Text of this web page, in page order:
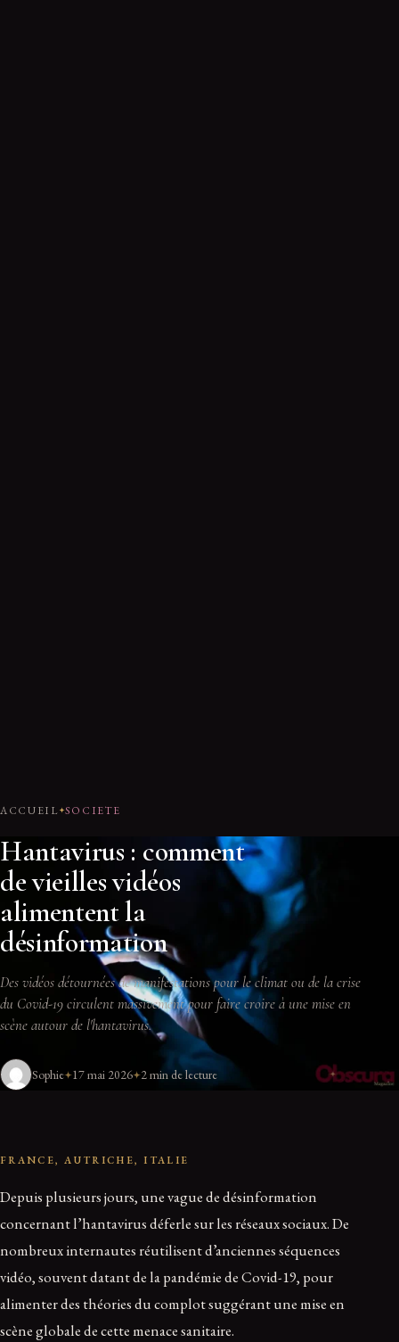
ACCUEIL SOCIETE
Hantavirus : comment
de vieilles vidéos
alimentent la
désinformation
Des vidéos détournées de manifestations pour le climat ou de la crise
du Covid-19 circulent massivement pour faire croire à une mise en
scène autour de l'hantavirus.
Sophie 17 mai 2026 2 min de lecture
FRANCE, AUTRICHE, ITALIE
Depuis plusieurs jours, une vague de désinformation
concernant l’hantavirus déferle sur les réseaux sociaux. De
nombreux internautes réutilisent d’anciennes séquences
vidéo, souvent datant de la pandémie de Covid-19, pour
alimenter des théories du complot suggérant une mise en
scène globale de cette menace sanitaire.